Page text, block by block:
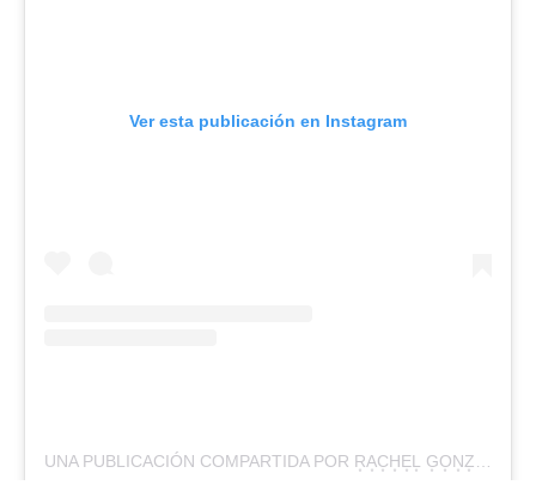
Ver esta publicación en Instagram